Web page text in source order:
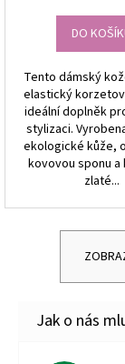
DO
Tento dámský
elastický
ideální doplněk
stylizaci.
ekologické kůže,
kovovou sponu a
zlaté...